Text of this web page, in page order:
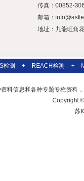
传真：00852-
邮箱：
地址：九龍旺角
检测 + REACH检测 +
料信息和各种专题专栏资料
Copyright
苏